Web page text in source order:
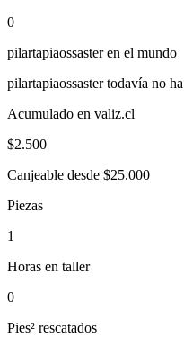
0
pilartapiaossasteren el mundo
pilartapiaossastertodavía no ha
Acumulado en valiz.cl
$2.500
Canjeable desde $25.000
Piezas
1
Horas en taller
0
Pies² rescatados